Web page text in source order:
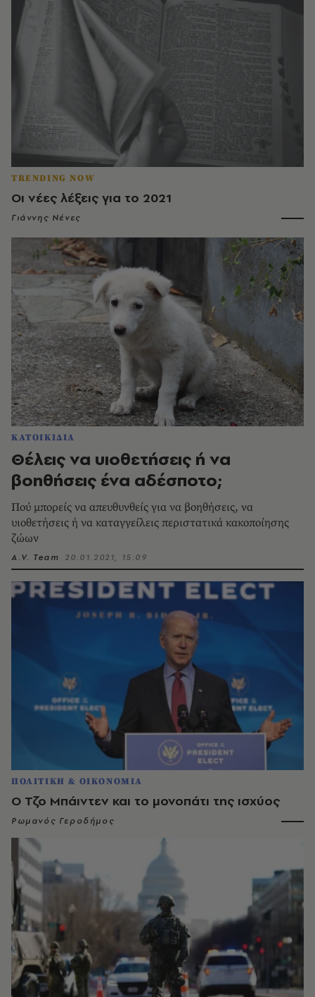
TRENDING NOW
Οι νέες λέξεις για το 2021
Γιάννης Νένες
ΠΟΛΙΤΙΚΗ & ΟΙΚΟΝΟΜΙΑ
Ο Τζο Μπάιντεν και το μονοπάτι της ισχύος
Ρωμανός Γεροδήμος
ΚΑΤΟΙΚΙΔΙΑ
Θέλεις να υιοθετήσεις ή να
βοηθήσεις ένα αδέσποτο;
Πού μπορείς να απευθυνθείς για να βοηθήσεις, να
υιοθετήσεις ή να καταγγείλεις περιστατικά κακοποίησης
ζώων
A.V. Team 20.01.2021, 15:09